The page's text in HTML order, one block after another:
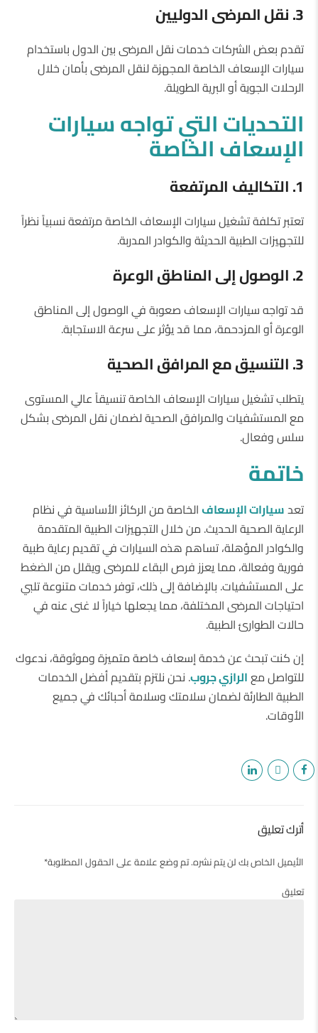
3. نقل المرضى الدوليين
تقدم بعض الشركات خدمات نقل المرضى بين الدول باستخدام
سيارات الإسعاف الخاصة المجهزة لنقل المرضى بأمان خلال
الرحلات الجوية أو البرية الطويلة.
التحديات التي تواجه سيارات
الإسعاف الخاصة
1. التكاليف المرتفعة
تعتبر تكلفة تشغيل سيارات الإسعاف الخاصة مرتفعة نسبياً نظراً
للتجهيزات الطبية الحديثة والكوادر المدربة.
2. الوصول إلى المناطق الوعرة
قد تواجه سيارات الإسعاف صعوبة في الوصول إلى المناطق
الوعرة أو المزدحمة، مما قد يؤثر على سرعة الاستجابة.
3. التنسيق مع المرافق الصحية
يتطلب تشغيل سيارات الإسعاف الخاصة تنسيقاً عالي المستوى
مع المستشفيات والمرافق الصحية لضمان نقل المرضى بشكل
سلس وفعال.
خاتمة
تعدسيارات الإسعافالخاصة من الركائز الأساسية في نظام
الرعاية الصحية الحديث. من خلال التجهيزات الطبية المتقدمة
والكوادر المؤهلة، تساهم هذه السيارات في تقديم رعاية طبية
فورية وفعالة، مما يعزز فرص البقاء للمرضى ويقلل من الضغط
على المستشفيات. بالإضافة إلى ذلك، توفر خدمات متنوعة تلبي
احتياجات المرضى المختلفة، مما يجعلها خياراً لا غنى عنه في
حالات الطوارئ الطبية.
إن كنت تبحث عن خدمة إسعاف خاصة متميزة وموثوقة، ندعوك
للتواصل معالرازي جروب. نحن نلتزم بتقديم أفضل الخدمات
الطبية الطارئة لضمان سلامتك وسلامة أحبائك في جميع
الأوقات.
أترك تعليق
الأيميل الخاص بك لن يتم نشره. تم وضع علامة على الحقول المطلوبة*
تعليق